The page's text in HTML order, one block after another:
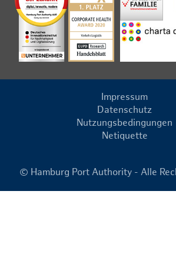
Impressum
Datenschutz
Nutzungsbedingungen
Netiquette
© Hamburg Port Authority - Alle